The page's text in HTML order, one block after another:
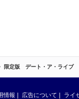
限定版 デート・ア・ライブ
情報 広告について ライ